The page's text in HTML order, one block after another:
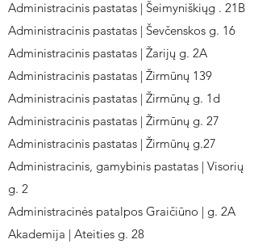
Administracinis pastatas | Šeimyniškiųg . 21B
Administracinis pastatas | Ševčenskos g. 16
Administracinis pastatas | Žarijų g. 2A
Administracinis pastatas | Žirmūnų 139
Administracinis pastatas | Žirmūnų g. 1d
Administracinis pastatas | Žirmūnų g. 27
Administracinis pastatas | Žirmūnų g.27
Administracinis, gamybinis pastatas | Visorių
g. 2
Administracinės patalpos Graičiūno | g. 2A
Akademija | Ateities g. 28